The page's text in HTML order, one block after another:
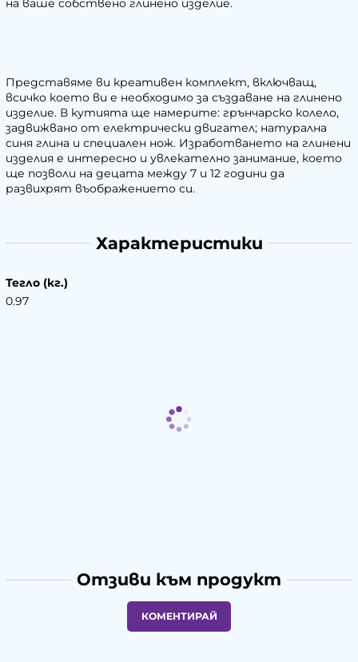
на ваше собствено глинено изделие.
Представяме ви креативен комплект, включващ,
всичко което ви е необходимо за създаване на глинено
изделие. В кутията ще намерите: грънчарско колело,
задвижвано от електрически двигател; натурална
синя глина и специален нож. Изработването на глинени
изделия е интересно и увлекателно занимание, което
ще позволи на децата между 7 и 12 години да
развихрят въображението си.
Характеристики
Тегло (кг.)
0.97
Отзиви към продукт
КОМЕНТИРАЙ